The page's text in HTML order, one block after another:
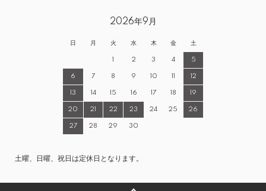
2026年9月
日 月 火 水 木 金 土
2 3 4 5
6 7 8 9 10 12
13 14 15 16 17 18 19
20 21 22 23 24 25 26
27 28 29 30
土曜、日曜、祝日は定休日となります。